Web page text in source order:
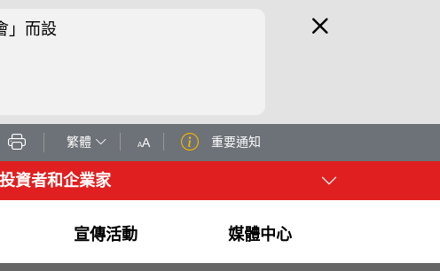
」而設
繁體 AA 重要通知
投資者和企業家
宣傳活動 媒體中心